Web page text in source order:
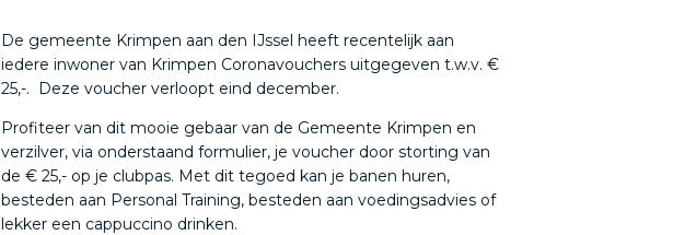
De gemeente Krimpen aan den IJssel heeft recentelijk aan
iedere inwoner van Krimpen Coronavouchers uitgegeven t.w.v. €
25,-. Deze voucher verloopt eind december.
Profiteer van dit mooie gebaar van de Gemeente Krimpen en
verzilver, via onderstaand formulier, je voucher door storting van
de € 25,- op je clubpas. Met dit tegoed kan je banen huren,
besteden aan Personal Training, besteden aan voedingsadvies of
lekker een cappuccino drinken.